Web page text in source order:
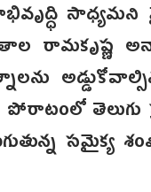
రామకృష్ణ
పోరాటంలో